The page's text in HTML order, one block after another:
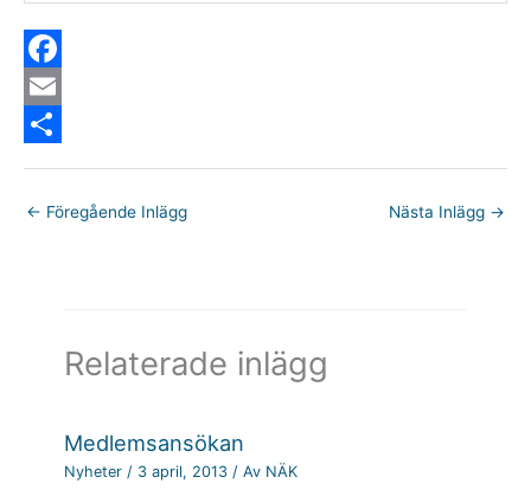
F
aE
← Föregående Inlägg Nästa Inlägg →
Relaterade inlägg
Medlemsansökan
Nyheter / 3 april, 2013 / Av NÄK